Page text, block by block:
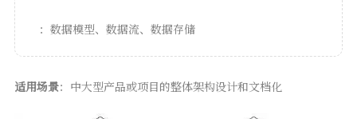
：数据模型、数据流、数据存储
适用场景：中大型产品或项目的整体架构设计和文档化